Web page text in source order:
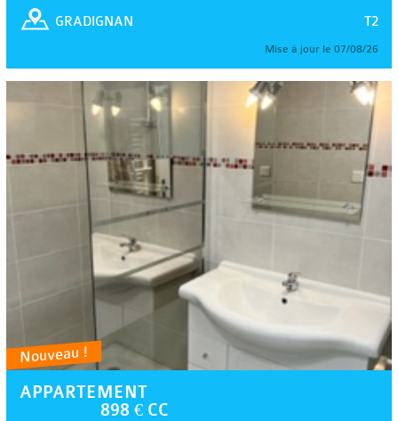
T2
GRADIGNAN
Mise à jour le 07/08/26
Nouveau !
APPARTEMENT
898 € CC